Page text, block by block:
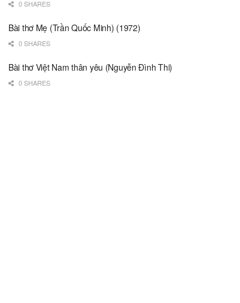
0 SHARES
Bài thơ Mẹ (Trần Quốc Minh) (1972)
0 SHARES
Bài thơ Việt Nam thân yêu (Nguyễn Đình Thi)
0 SHARES